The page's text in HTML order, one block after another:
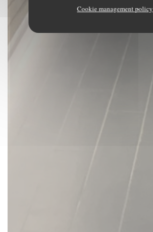
Cookie management policy